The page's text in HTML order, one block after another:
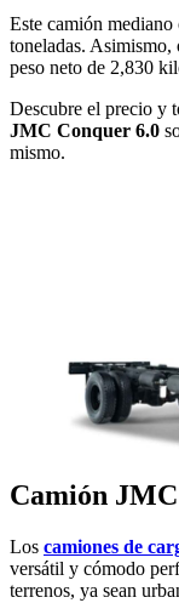
Este camión mediano
toneladas.
peso neto de 2,830
Descubre el precio y
JMC Conquer 6.0
mismo.
Camión
Los camiones de
versátil y cómodo
terrenos, ya sean